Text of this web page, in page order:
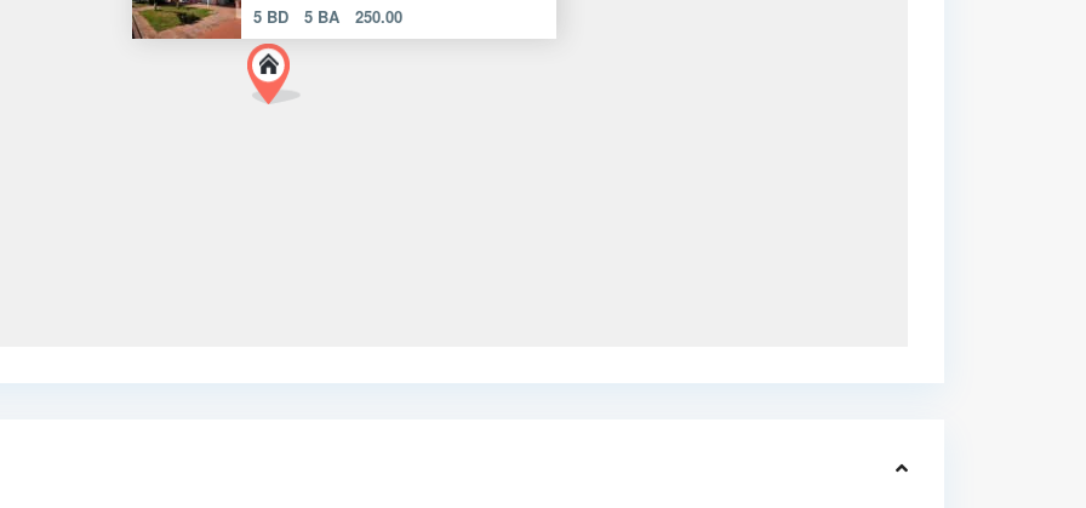
5 BD 5 BA 250.00